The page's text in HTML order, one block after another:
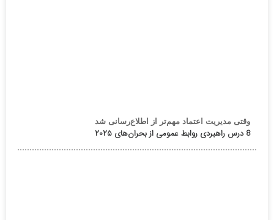
وقتی مدیریت اعتماد مهم‌تر از اطلاع‌رسانی شد
8 درس راهبردی روابط عمومی از بحران‌های ۲۰۲۵